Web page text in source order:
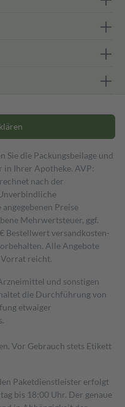
Sie die Packungsbeilage und
in Ihrer Apotheke. AVP:
nach der
Preise
Mehrwertsteuer, ggf.
Bestell­wert versand­kosten­
Alle Angebote
Vorrat reicht.
und sonstigen
die Durchführung von
etwaiger
Vor Gebrauch stets Etikett
Paketdienstleister erfolgt
bis 18:00 Uhr. Der genaue